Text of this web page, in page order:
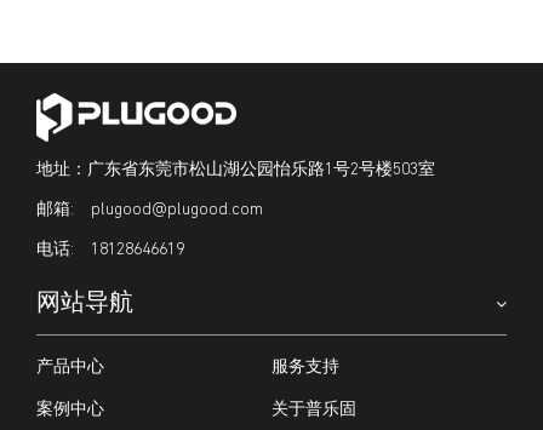
地址：广东省东莞市松山湖公园怡乐路1号2号楼503室
plugood@plugood.com
18128646619
网站导航
产品中心 服务支持
案例中心 关于普乐固